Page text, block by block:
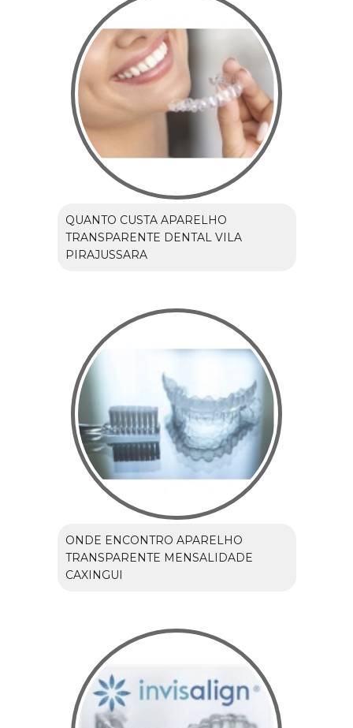
QUANTO CUSTA APARELHO
TRANSPARENTE DENTAL VILA
PIRAJUSSARA
ONDE ENCONTRO APARELHO
TRANSPARENTE MENSALIDADE
CAXINGUI